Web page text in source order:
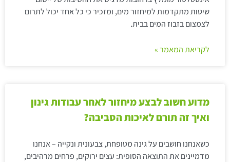
שיטות מתקדמות למיחזור מים, ומזכיר כי כל אחד יכול לתרום
לצמצום בזבוז המים בבית.
לקריאת המאמר »
מדוע חשוב לבצע מיחזור לאחר עבודות גינון
ואיך זה תורם לאיכות הסביבה?
כשאנחנו חושבים על גינה מטופחת, צבעונית ונקייה – אנחנו
מדמיינים את התוצאה הסופית: עצים ירוקים, פרחים מרהיבים,